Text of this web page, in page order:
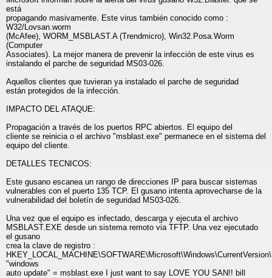
está
propagando masivamente. Este virus también conocido como :
W32/Lovsan.worm
(McAfee), WORM_MSBLAST.A (Trendmicro), Win32.Posa.Worm
(Computer
Associates). La mejor manera de prevenir la infección de este virus es
instalando el parche de seguridad MS03-026.
Aquellos clientes que tuvieran ya instalado el parche de seguridad
están protegidos de la infección.
IMPACTO DEL ATAQUE:
Propagación a través de los puertos RPC abiertos. El equipo del
cliente se reinicia o el archivo "msblast.exe" permanece en el sistema del
equipo del cliente.
DETALLES TECNICOS:
Este gusano escanea un rango de direcciones IP para buscar sistemas
vulnerables con el puerto 135 TCP. El gusano intenta aprovecharse de la
vulnerabilidad del boletín de seguridad MS03-026.
Una vez que el equipo es infectado, descarga y ejecuta el archivo
MSBLAST.EXE desde un sistema remoto via TFTP. Una vez ejecutado
el gusano
crea la clave de registro :
"windows
auto update" = msblast.exe I just want to say LOVE YOU SAN!! bill